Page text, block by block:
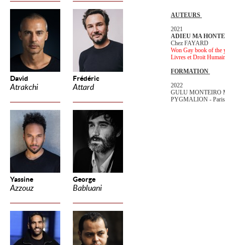
David
Atrakchi
Frédéric
Attard
Yassine
Azzouz
George
Babluani
AUTEURS
2021
ADIEU MA HONTE
Chez FAYARD
Won Gay book of the
Livres et Droit
FORMATION
2022
GULU MONTEIRO
PYGMALION -